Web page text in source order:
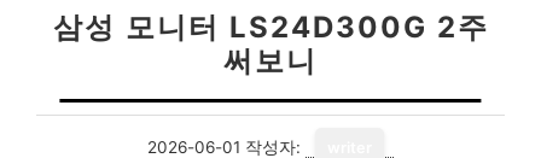
삼성 모니터 LS24D300G 2주
써보니
2026-06-01 작성자: